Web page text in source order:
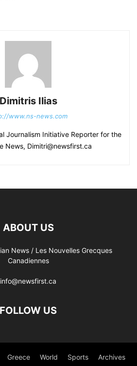
Dimitris Ilias
www.ns-news.com
Journalism Initiative Reporter for the
News, Dimitri@newsfirst.ca
ABOUT US
News / Les Nouvelles Grecques
Canadiennes
info@newsfirst.ca
FOLLOW US
Greece World Sports Archives